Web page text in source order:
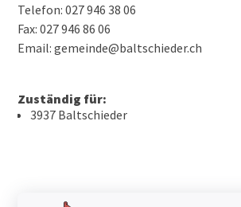
Telefon: 027 946 38 06
Fax: 027 946 86 06
Email: gemeinde@baltschieder.ch
Zuständig für:
3937 Baltschieder